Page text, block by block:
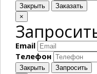
Закрыть
Заказать
×
Email
Телефон
Закрыть
Запросить